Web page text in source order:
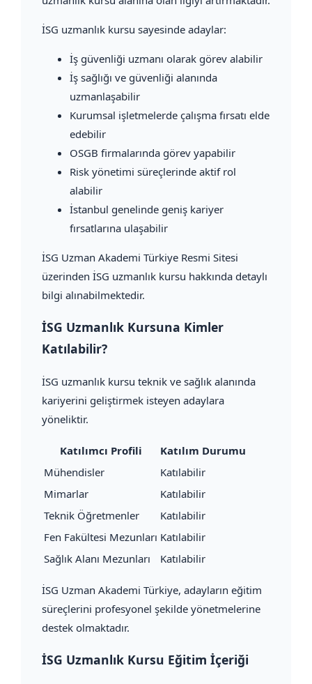
İSG uzmanlık kursu sayesinde adaylar:
İş güvenliği uzmanı olarak görev alabilir
İş sağlığı ve güvenliği alanında
uzmanlaşabilir
Kurumsal işletmelerde çalışma fırsatı elde
edebilir
OSGB firmalarında görev yapabilir
Risk yönetimi süreçlerinde aktif rol
alabilir
İstanbul genelinde geniş kariyer
fırsatlarına ulaşabilir
İSG Uzman Akademi Türkiye Resmi Sitesi
üzerinden İSG uzmanlık kursu hakkında detaylı
bilgi alınabilmektedir.
İSG Uzmanlık Kursuna Kimler
Katılabilir?
İSG uzmanlık kursu teknik ve sağlık alanında
kariyerini geliştirmek isteyen adaylara
yöneliktir.
Katılımcı Profili
Katılım Durumu
Mühendisler
Katılabilir
Mimarlar
Katılabilir
Teknik Öğretmenler
Katılabilir
Fen Fakültesi Mezunları Katılabilir
Sağlık Alanı Mezunları
Katılabilir
İSG Uzman Akademi Türkiye, adayların eğitim
süreçlerini profesyonel şekilde yönetmelerine
destek olmaktadır.
İSG Uzmanlık Kursu Eğitim İçeriği